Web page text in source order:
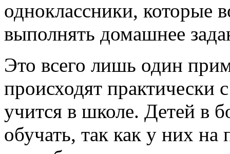
одноклассники, которые
выполнять домашнее
Это всего лишь один
происходят
учится в школе. Детей в
обучать, так как у них